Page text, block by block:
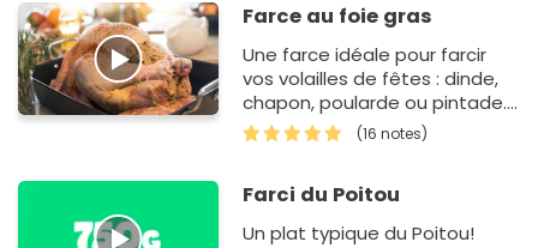
Farce au foie gras
Une farce idéale pour farcir
vos volailles de fêtes : dinde,
chapon, poularde ou pintade.
Facile et rapide à préparer qui
apporte un c&oc…
(16 notes)
Farci du Poitou
Un plat typique du Poitou!